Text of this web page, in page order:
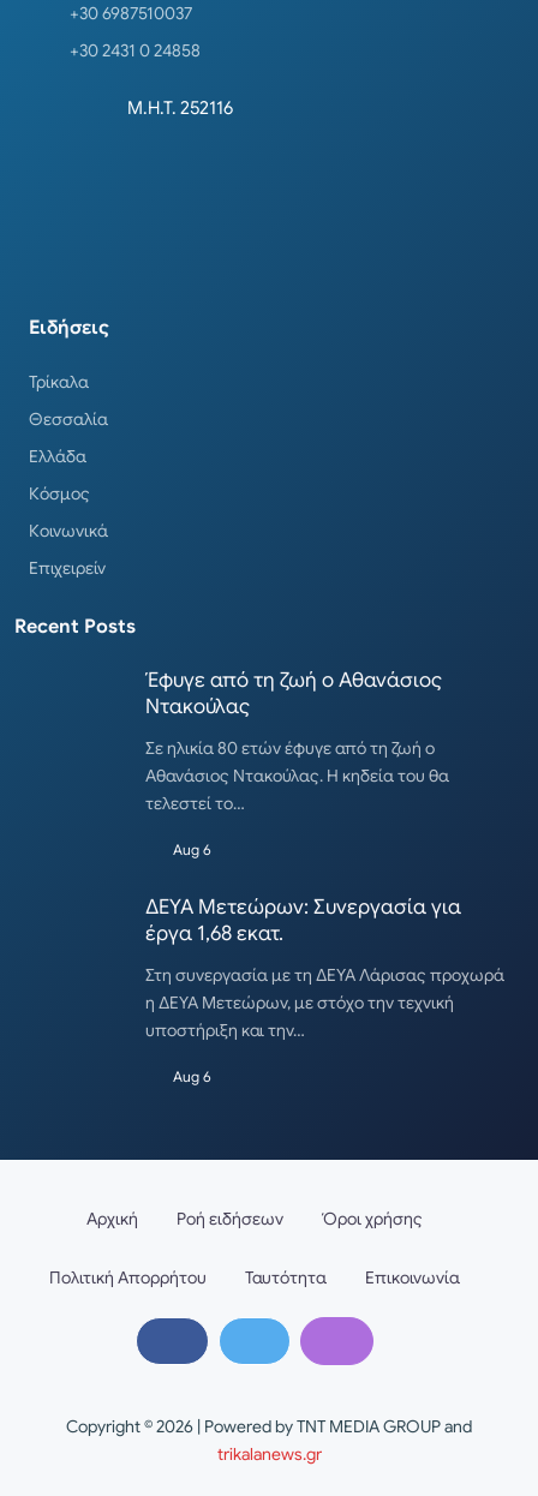
+30 6987510037
+30 2431 0 24858
Μ.Η.Τ. 252116
Ειδήσεις
Τρίκαλα
Θεσσαλία
Ελλάδα
Κόσμος
Κοινωνικά
Επιχειρείν
Recent Posts
Έφυγε από τη ζωή ο Αθανάσιος
Ντακούλας
Σε ηλικία 80 ετών έφυγε από τη ζωή ο
Αθανάσιος Ντακούλας. Η κηδεία του θα
τελεστεί το…
Aug 6
ΔΕΥΑ Μετεώρων: Συνεργασία για
έργα 1,68 εκατ.
Στη συνεργασία με τη ΔΕΥΑ Λάρισας προχωρά
η ΔΕΥΑ Μετεώρων, με στόχο την τεχνική
υποστήριξη και την…
Aug 6
Copyright © 2026 | Powered by TNT MEDIA GROUP and
trikalanews.gr
Αρχική Ροή ειδήσεων Όροι χρήσης
Πολιτική Απορρήτου Ταυτότητα Επικοινωνία